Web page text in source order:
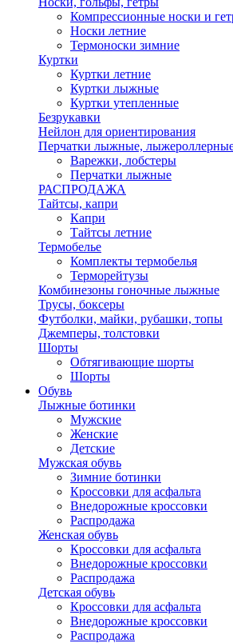
Компрессионные носки и
Носки летние
Термоноски зимние
Куртки
Куртки летние
Куртки лыжные
Куртки утепленные
Безрукавки
Нейлон для ориентирования
Перчатки лыжные,
Варежки, лобстеры
Перчатки лыжные
РАСПРОДАЖА
Тайтсы, капри
Капри
Тайтсы летние
Термобелье
Комплекты термобелья
Терморейтузы
Комбинезоны гоночные лыжные
Трусы, боксеры
Футболки, майки, рубашки, топы
Джемперы, толстовки
Шорты
Обтягивающие шорты
Шорты
Обувь
Лыжные ботинки
Мужские
Женские
Детские
Мужская обувь
Зимние ботинки
Кроссовки для асфальта
Внедорожные кроссовки
Распродажа
Женская обувь
Кроссовки для асфальта
Внедорожные кроссовки
Распродажа
Детская обувь
Кроссовки для асфальта
Внедорожные кроссовки
Распродажа